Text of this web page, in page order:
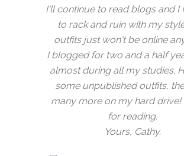
I'll continue to read blogs and I
to rack and ruin with my
outfits just won't be online
I blogged for two and a half
almost during all my studies.
some unpublished outfits,
many more on my hard drive!
for reading.
Yours, Cathy.